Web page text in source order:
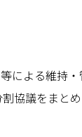
よる維持・
議をまと